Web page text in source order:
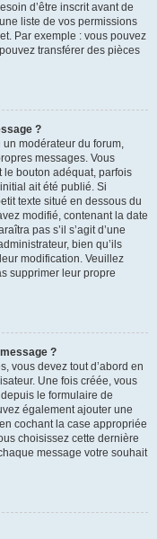
d’être inscrit avant de
liste de vos permissions
Par exemple : vous pouvez
transférer des pièces
?
modérateur du forum,
messages. Vous
bouton adéquat, parfois
ait été publié. Si
texte situé en dessous du
modifié, contenant la date
pas s’il s’agit d’une
bien qu’ils
modification. Veuillez
supprimer leur propre
?
vous devez tout d’abord en
Une fois créée, vous
le formulaire de
également ajouter une
cochant la case appropriée
choisissez cette dernière
message votre souhait